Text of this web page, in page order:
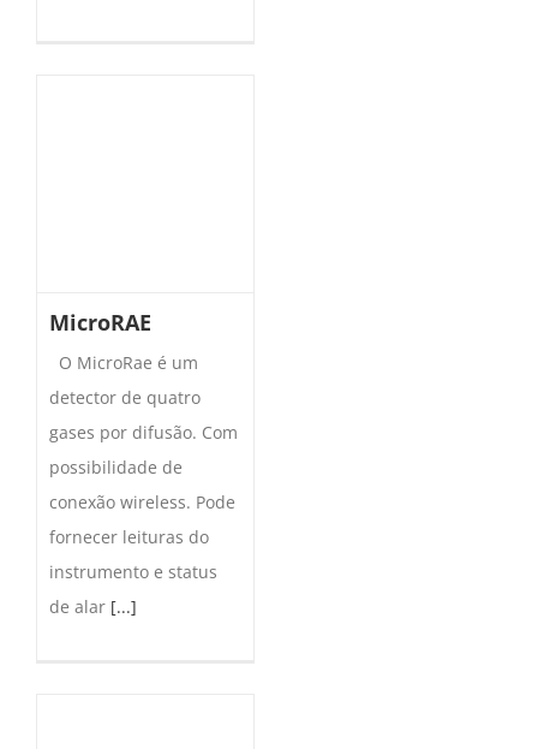
MicroRAE
O MicroRae é um
detector de quatro
gases por difusão. Com
possibilidade de
conexão wireless. Pode
fornecer leituras do
instrumento e status
de alar [...]